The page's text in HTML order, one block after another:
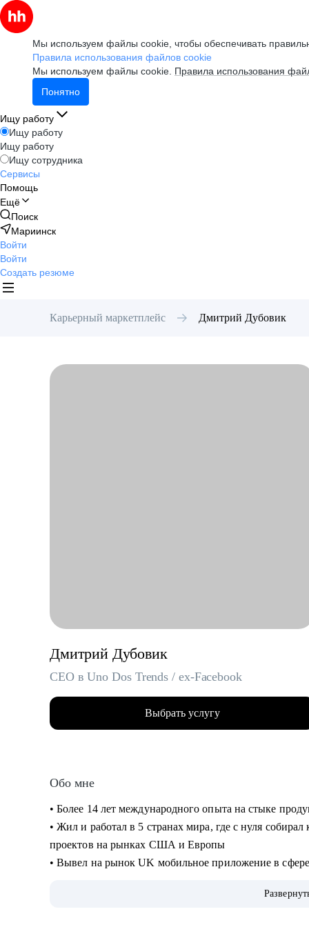
Мы используем файлы cookie, чтобы обеспечивать
Правила использования файлов cookie
Мы используем файлы cookie. Правила использования
Понятно
Ищу работу
Ищу работу
Ищу работу
Ищу сотрудника
Сервисы
Помощь
Ещё
Поиск
Мариинск
Войти
Войти
Создать резюме
Карьерный маркетплейс Дмитрий Дубовик
Дмитрий Дубовик
CEO в Uno Dos Trends / ex-Facebook
Выбрать услугу
Обо мне
• Более 14 лет международного опыта на стыке
• Жил и работал в 5 странах мира, где с нуля
проектов на рынках США и Европы
• Вывел на рынок UK мобильное приложение в
• Сейчас CEO и сооснователь платформы для